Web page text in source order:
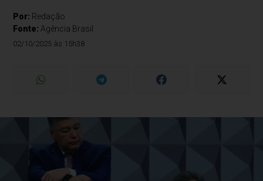
Por: Redação
Fonte: Agência Brasil
02/10/2025 às 15h38